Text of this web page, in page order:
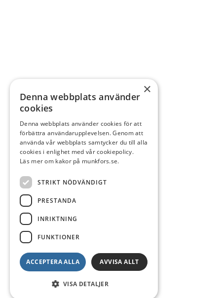
×
Denna webbplats använder
cookies
Denna webbplats använder cookies för att
förbättra användarupplevelsen. Genom att
använda vår webbplats samtycker du till alla
cookies i enlighet med vår cookiepolicy.
Läs mer om kakor på munkfors.se.
STRIKT NÖDVÄNDIGT
PRESTANDA
INRIKTNING
FUNKTIONER
ACCEPTERA ALLA AVVISA ALLT
VISA DETALJER